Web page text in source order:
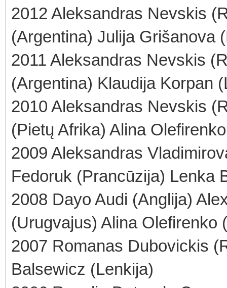
2012 Aleksandras Nevskis
(Argentina) Julija Grišanova
2011 Aleksandras Nevskis
(Argentina) Klaudija Korpan
2010 Aleksandras Nevskis
(Pietų Afrika) Alina
2009 Aleksandras
Fedoruk (Prancūzija) Lenka
2008 Dayo Audi (Anglija)
(Urugvajus) Alina Olefirenko
2007 Romanas Dubovickis
Balsewicz (Lenkija)